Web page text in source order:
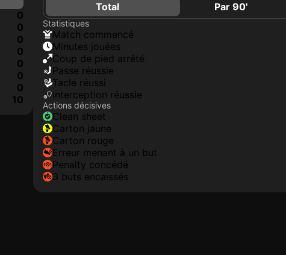
0
0
0
0
0
0
0
10
Total Par 90'
Statistiques
match commencé
minutes jouées
coup de pied arrêté
Passe réussie
tacle réussi
interception réussie
Actions décisives
clean sheet
carton jaune
carton rouge
erreur menant à un but
penalty concédé
3 buts encaissés